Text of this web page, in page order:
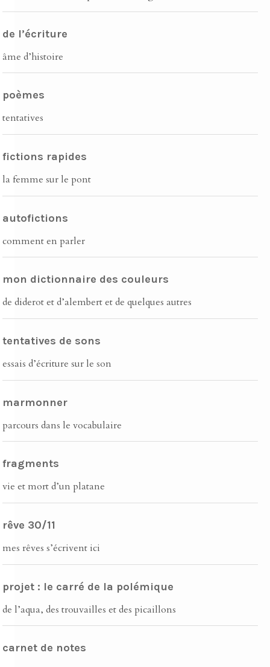
de l’écriture
âme d’histoire
poèmes
tentatives
fictions rapides
la femme sur le pont
autofictions
comment en parler
mon dictionnaire des couleurs
de diderot et d’alembert et de quelques autres
tentatives de sons
essais d’écriture sur le son
marmonner
parcours dans le vocabulaire
fragments
vie et mort d’un platane
rêve 30/11
mes rêves s’écrivent ici
projet : le carré de la polémique
de l’aqua, des trouvailles et des picaillons
carnet de notes